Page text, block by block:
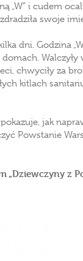
„W” i cudem
swoje
dni. Godzina
chwyciły za
kitlach
jak
Powstanie
„Dziewczyny z